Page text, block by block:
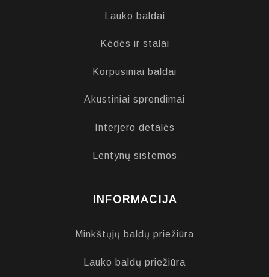
Lauko baldai
Kėdės ir stalai
Korpusiniai baldai
Akustiniai sprendimai
Interjero detalės
Lentynų sistemos
INFORMACIJA
Minkštųjų baldų priežiūra
Lauko baldų priežiūra